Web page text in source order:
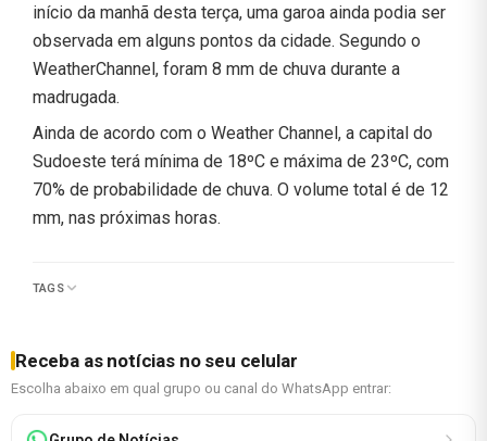
início da manhã desta terça, uma garoa ainda podia ser
observada em alguns pontos da cidade. Segundo o
WeatherChannel, foram 8 mm de chuva durante a
madrugada.
Ainda de acordo com o Weather Channel, a capital do
Sudoeste terá mínima de 18ºC e máxima de 23ºC, com
70% de probabilidade de chuva. O volume total é de 12
mm, nas próximas horas.
TAGS
Receba as notícias no seu celular
Escolha abaixo em qual grupo ou canal do WhatsApp entrar: